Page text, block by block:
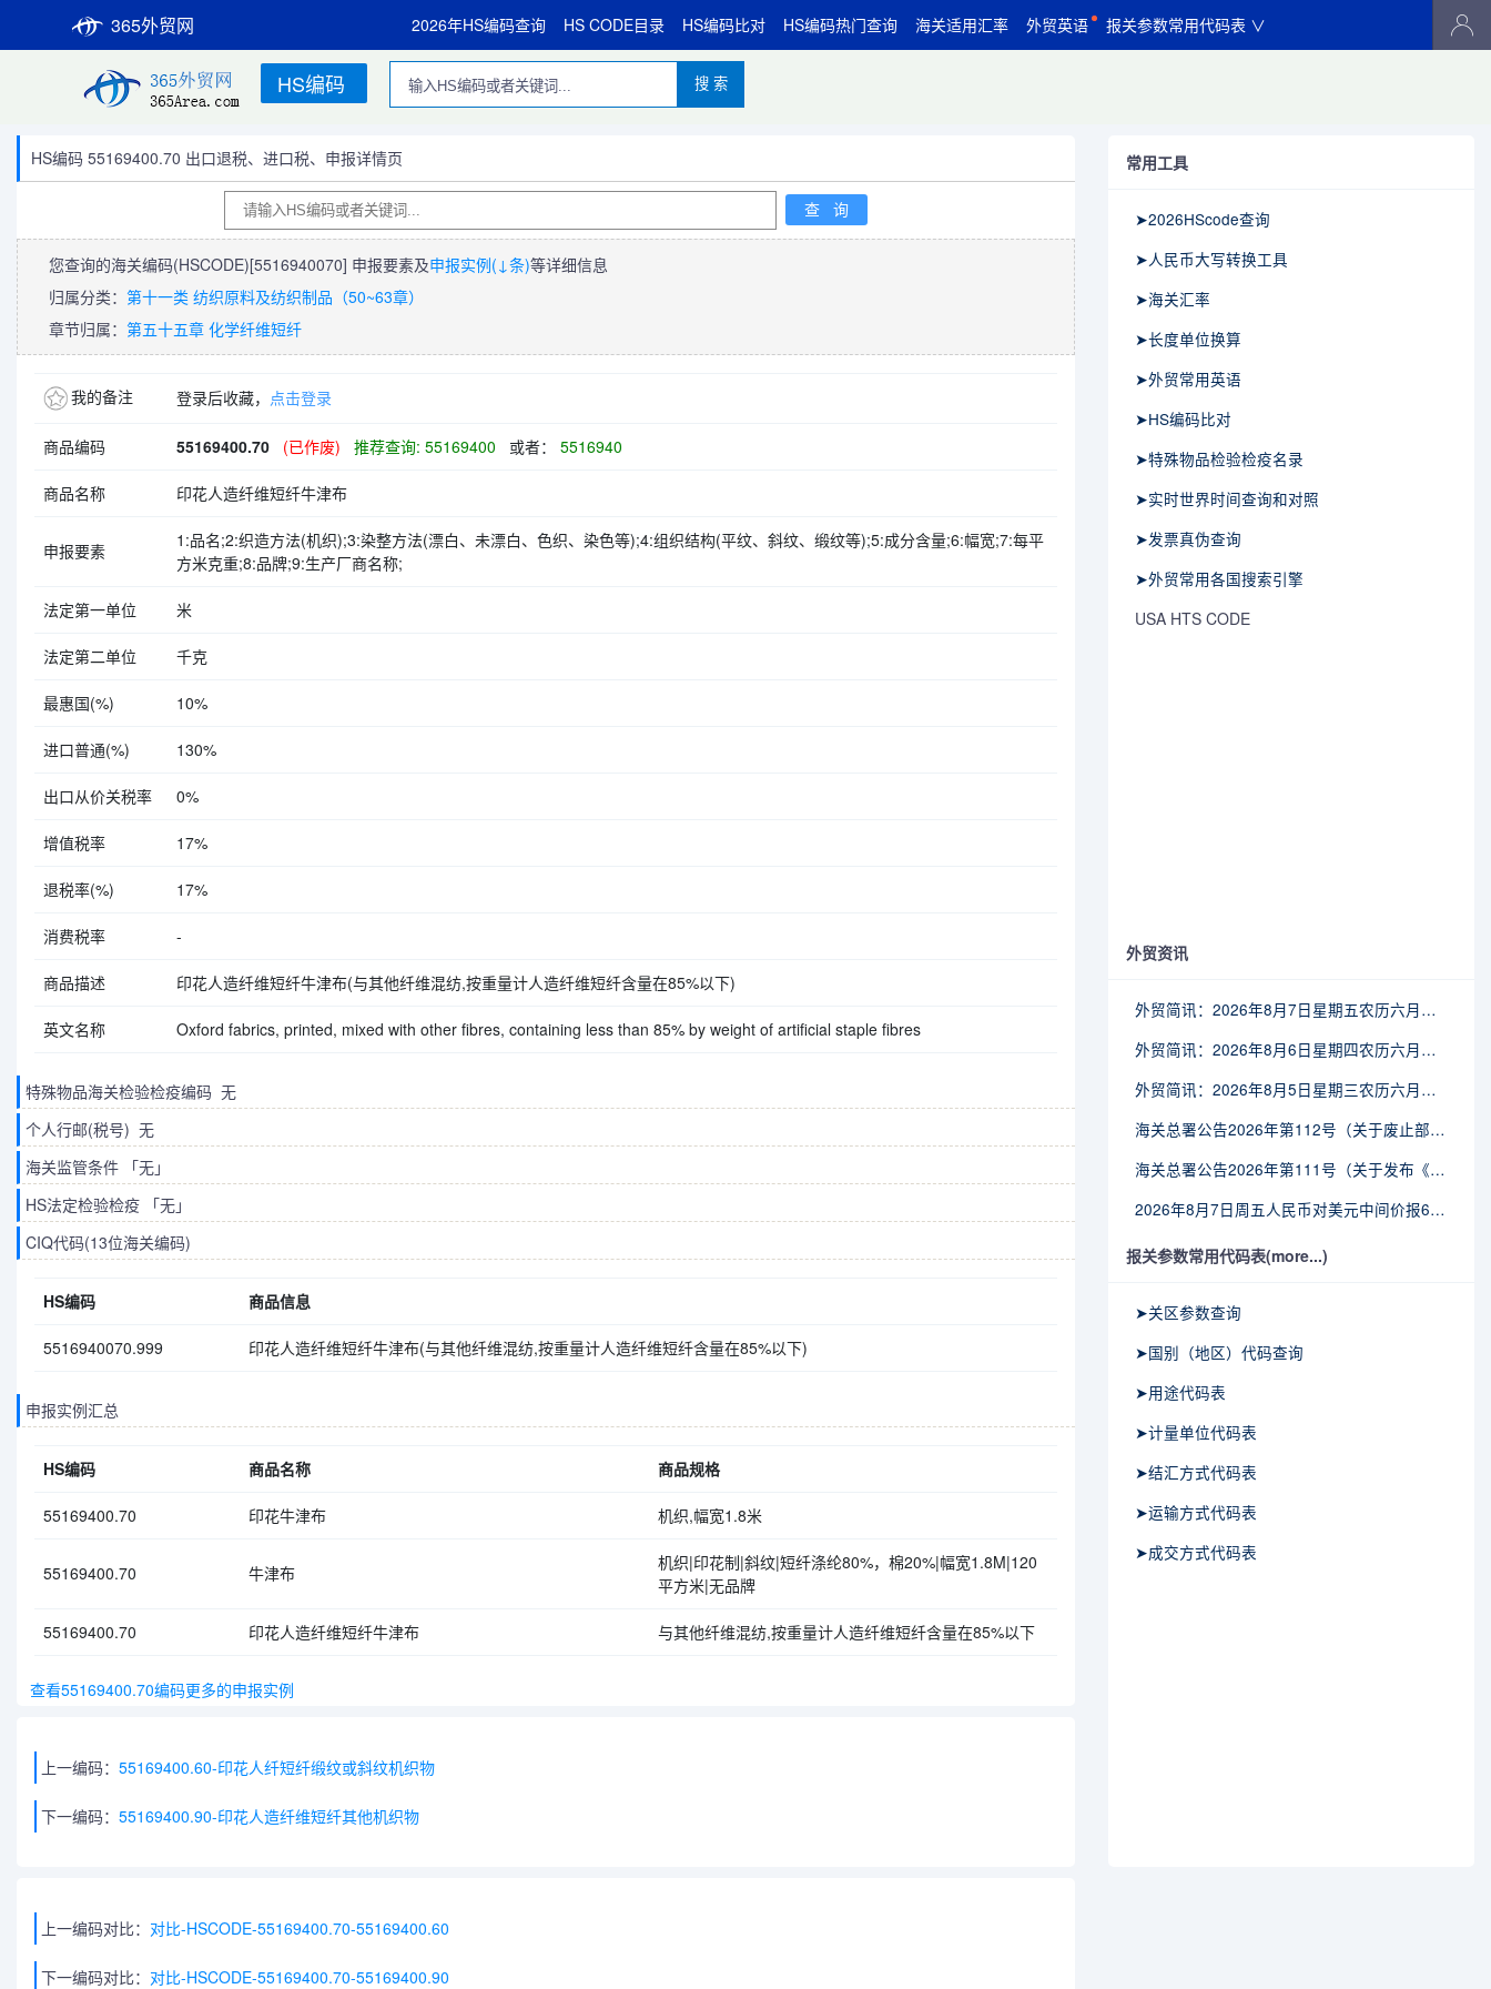
365外贸网 2026年HS编码查询 HS CODE目录 HS编码比对 HS编码热门查询 海关适用汇率 外贸英语 报关参数常用代码表 ∨
HS编码 搜 索
HS编码 55169400.70 出口退税、进口税、申报详情页
您查询的海关编码(HSCODE)[5516940070] 申报要素及申报实例(↓条)等详细信息
归属分类： 第十一类 纺织原料及纺织制品（50~63章）
章节归属： 第五十五章 化学纤维短纤
我的备注 登录后收藏， 点击登录
商品编码 55169400.70 (已作废) 推荐查询: 55169400 或者： 5516940
商品名称 印花人造纤维短纤牛津布
申报要素
1:品名;2:织造方法(机织);3:染整方法(漂白、未漂白、色织、染色等);4:组织结构(平纹、斜纹、缎纹等);5:成分含量;6:幅宽;7:每平
方米克重;8:品牌;9:生产厂商名称;
法定第一单位 米
法定第二单位 千克
最惠国(%) 10%
进口普通(%) 130%
出口从价关税率 0%
增值税率 17%
退税率(%) 17%
消费税率 -
商品描述 印花人造纤维短纤牛津布(与其他纤维混纺,按重量计人造纤维短纤含量在85%以下)
英文名称 Oxford fabrics, printed, mixed with other fibres, containing less than 85% by weight of artificial staple fibres
特殊物品海关检验检疫编码 无
个人行邮(税号) 无
海关监管条件 「无」
HS法定检验检疫 「无」
CIQ代码(13位海关编码)
HS编码 商品信息
5516940070.999 印花人造纤维短纤牛津布(与其他纤维混纺,按重量计人造纤维短纤含量在85%以下)
申报实例汇总
HS编码 商品名称 商品规格
55169400.70 印花牛津布 机织,幅宽1.8米
55169400.70 牛津布
机织|印花制|斜纹|短纤涤纶80%，棉20%|幅宽1.8M|120
平方米|无品牌
55169400.70 印花人造纤维短纤牛津布 与其他纤维混纺,按重量计人造纤维短纤含量在85%以下
查看55169400.70编码更多的申报实例
上一编码： 55169400.60-印花人纤短纤缎纹或斜纹机织物
下一编码： 55169400.90-印花人造纤维短纤其他机织物
上一编码对比： 对比-HSCODE-55169400.70-55169400.60
下一编码对比： 对比-HSCODE-55169400.70-55169400.90
常用工具
➤2026HScode查询
➤人民币大写转换工具
➤海关汇率
➤长度单位换算
➤外贸常用英语
➤HS编码比对
➤特殊物品检验检疫名录
➤实时世界时间查询和对照
➤发票真伪查询
➤外贸常用各国搜索引擎
USA HTS CODE
外贸资讯
外贸简讯：2026年8月7日星期五农历六月廿五
外贸简讯：2026年8月6日星期四农历六月廿四
外贸简讯：2026年8月5日星期三农历六月廿三
海关总署公告2026年第112号（关于废止部分卫生检疫类规范性文件的公告）
海关总署公告2026年第111号（关于发布《进出境动植物检疫处理监督管理工作规定》《进出境卫生处理监督管理工作规定》的公告）
2026年8月7日周五人民币对美元中间价报6.7904调贬9个基点
报关参数常用代码表(more...)
➤关区参数查询
➤国别（地区）代码查询
➤用途代码表
➤计量单位代码表
➤结汇方式代码表
➤运输方式代码表
➤成交方式代码表